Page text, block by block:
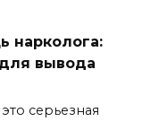
нарколога:
вывода
серьезная